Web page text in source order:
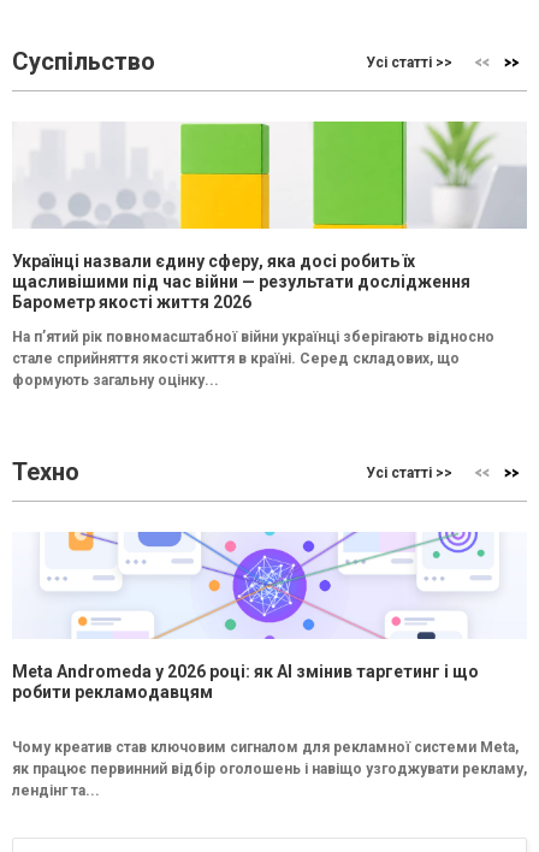
Суспільство Усі статті >>
Українці назвали єдину сферу, яка досі робить їх
щасливішими під час війни — результати дослідження
Барометр якості життя 2026
На п’ятий рік повномасштабної війни українці зберігають відносно
стале сприйняття якості життя в країні. Серед складових, що
формують загальну оцінку...
Техно Усі статті >>
Meta Andromeda у 2026 році: як AI змінив таргетинг і що
робити рекламодавцям
Чому креатив став ключовим сигналом для рекламної системи Meta,
як працює первинний відбір оголошень і навіщо узгоджувати рекламу,
лендінг та...